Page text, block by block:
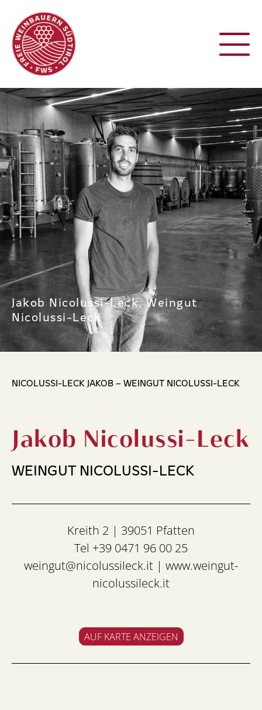
Jakob Nicolussi-Leck, Weingut
Nicolussi-Leck
NICOLUSSI-LECK JAKOB – WEINGUT NICOLUSSI-LECK
Jakob Nicolussi-Leck
WEINGUT NICOLUSSI-LECK
Kreith 2 | 39051 Pfatten
Tel +39 0471 96 00 25
weingut@nicolussileck.it | www.weingut-
nicolussileck.it
AUF KARTE ANZEIGEN